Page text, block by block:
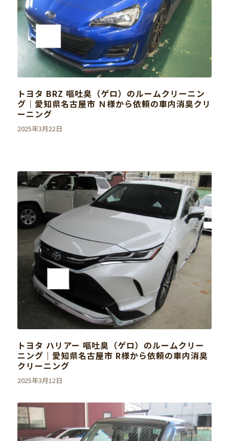
トヨタ BRZ 嘔吐臭（ゲロ）のルームクリーニン
グ｜愛知県名古屋市 Ｎ様から依頼の車内消臭クリ
ーニング
2025年3月22日
トヨタ ハリアー 嘔吐臭（ゲロ）のルームクリー
ニング｜愛知県名古屋市 R様から依頼の車内消臭
クリーニング
2025年3月12日